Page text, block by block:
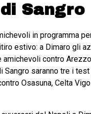
Sangro
in programma
estivo: a Dimaro gli
amichevoli contro
Sangro saranno tre i
Osasuna, Celta